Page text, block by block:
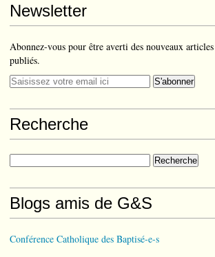
Newsletter
Abonnez-vous pour être averti des nouveaux articles
publiés.
Recherche
Blogs amis de G&S
Conférence Catholique des Baptisé-e-s